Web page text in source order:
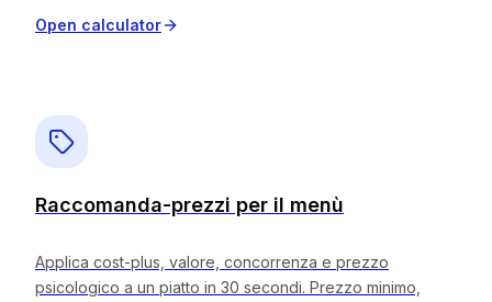
pagate realmente. Funziona per i modelli di tariffazione
interchange+, forfettaria e a livelli e mostra il costo
adeguato. Tutto funziona nel vostro browser; nulla viene
inviato a un server.
Open calculator
Raccomanda-prezzi per il menù
Applica cost-plus, valore, concorrenza e prezzo
psicologico a un piatto in 30 secondi. Prezzo minimo,